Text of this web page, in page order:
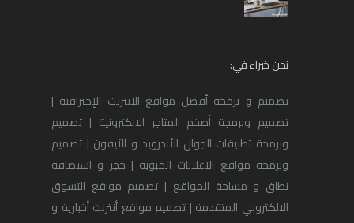
نحن خبراء في:
تصميم و برمجة أفضل مواقع الانترنت الإحترافية |
تصميم وبرمجة أضخم المتاجر الالكترونية | تصميم
وبرمجة تطبيقات الجوال الأندرويد و الآيفون | تصميم
وبرمجة مواقع الاعلانات المبوبة | حجز و استضافة
نطاق و مساحة المواقع | تصميم مواقع التسوق
الالكتروني المتقدمة | تصميم مواقع أنترنت أخبارية و